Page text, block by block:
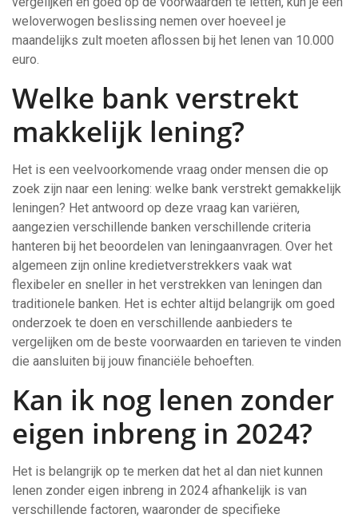
weloverwogen beslissing nemen over hoeveel je
maandelijks zult moeten aflossen bij het lenen van 10.000
euro.
Welke bank verstrekt
makkelijk lening?
Het is een veelvoorkomende vraag onder mensen die op
zoek zijn naar een lening: welke bank verstrekt gemakkelijk
leningen? Het antwoord op deze vraag kan variëren,
aangezien verschillende banken verschillende criteria
hanteren bij het beoordelen van leningaanvragen. Over het
algemeen zijn online kredietverstrekkers vaak wat
flexibeler en sneller in het verstrekken van leningen dan
traditionele banken. Het is echter altijd belangrijk om goed
onderzoek te doen en verschillende aanbieders te
vergelijken om de beste voorwaarden en tarieven te vinden
die aansluiten bij jouw financiële behoeften.
Kan ik nog lenen zonder
eigen inbreng in 2024?
Het is belangrijk op te merken dat het al dan niet kunnen
lenen zonder eigen inbreng in 2024 afhankelijk is van
verschillende factoren, waaronder de specifieke